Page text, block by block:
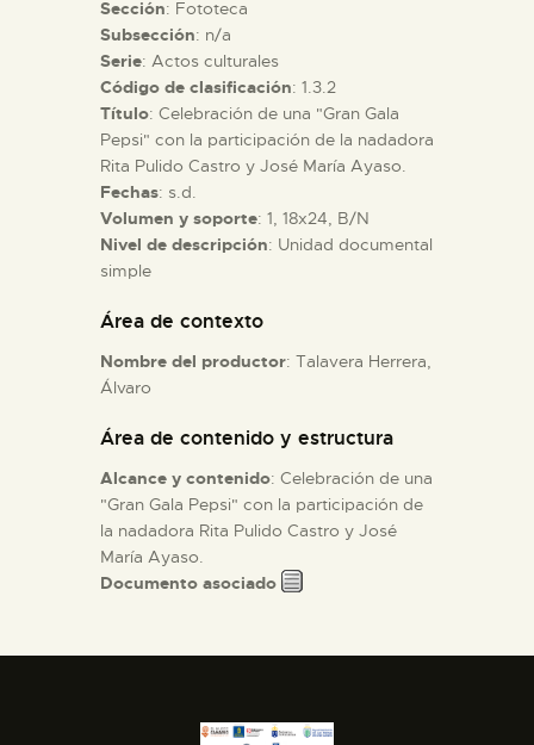
EL MUSEO
COLECCIONES
DIDÁCTICA
ESPAÑOL
Sección: Fototeca
Subsección: n/a
Serie: Actos culturales
Código de clasificación: 1.3.2
Título: Celebración de una "Gran Gala
Pepsi" con la participación de la nadadora
Rita Pulido Castro y José María Ayaso.
Fechas: s.d.
Volumen y soporte: 1, 18x24, B/N
Nivel de descripción: Unidad documental
simple
Área de contexto
Nombre del productor: Talavera Herrera,
Álvaro
Área de contenido y estructura
Alcance y contenido: Celebración de una
"Gran Gala Pepsi" con la participación de
la nadadora Rita Pulido Castro y José
María Ayaso.
Documento asociado